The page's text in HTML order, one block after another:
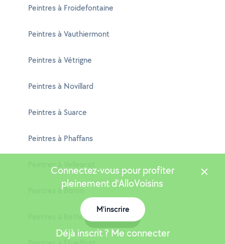
Peintres à Froidefontaine
Peintres à Vauthiermont
Peintres à Vétrigne
Peintres à Novillard
Peintres à Suarce
Peintres à Phaffans
Peintres à Vellescot
Peintres à Boron
Peintres à Bethonvilliers
Connectez-vous pour profiter
pleinement d'AlloVoisins
M'inscrire
Déjà inscrit ? Me connecter